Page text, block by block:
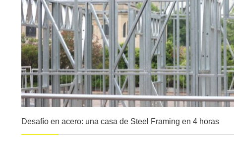
Desafío en acero: una casa de Steel Framing en 4 horas